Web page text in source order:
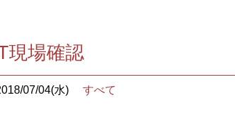
現場確認
07/04(水) すべて